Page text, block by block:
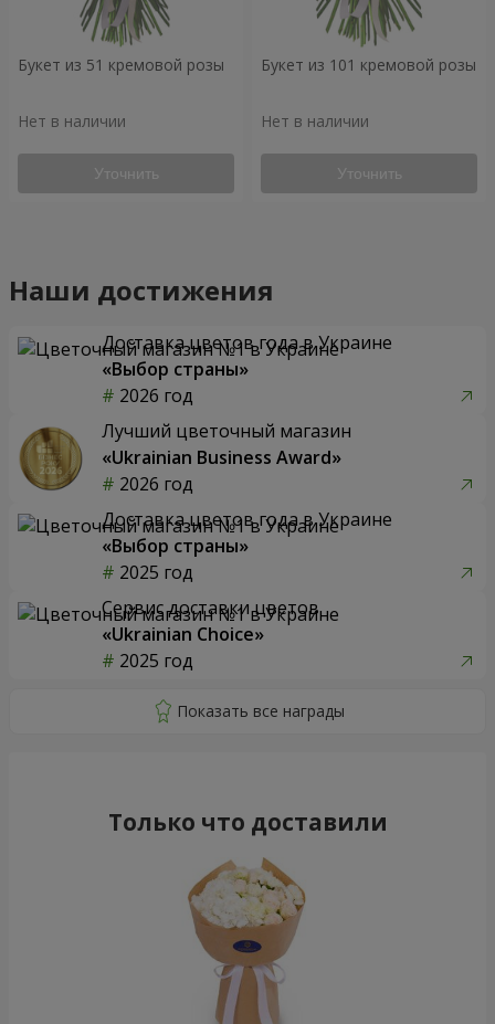
Букет из 51 кремовой розы
Нет в наличии
Уточнить
Букет из 101 кремовой розы
Нет в наличии
Уточнить
Наши достижения
Доставка цветов года в Украине
«Выбор страны»
2026 год
Лучший цветочный магазин
«Ukrainian Business Award»
2026 год
Доставка цветов года в Украине
«Выбор страны»
2025 год
Сервис доставки цветов
«Ukrainian Choice»
2025 год
Только что доставили